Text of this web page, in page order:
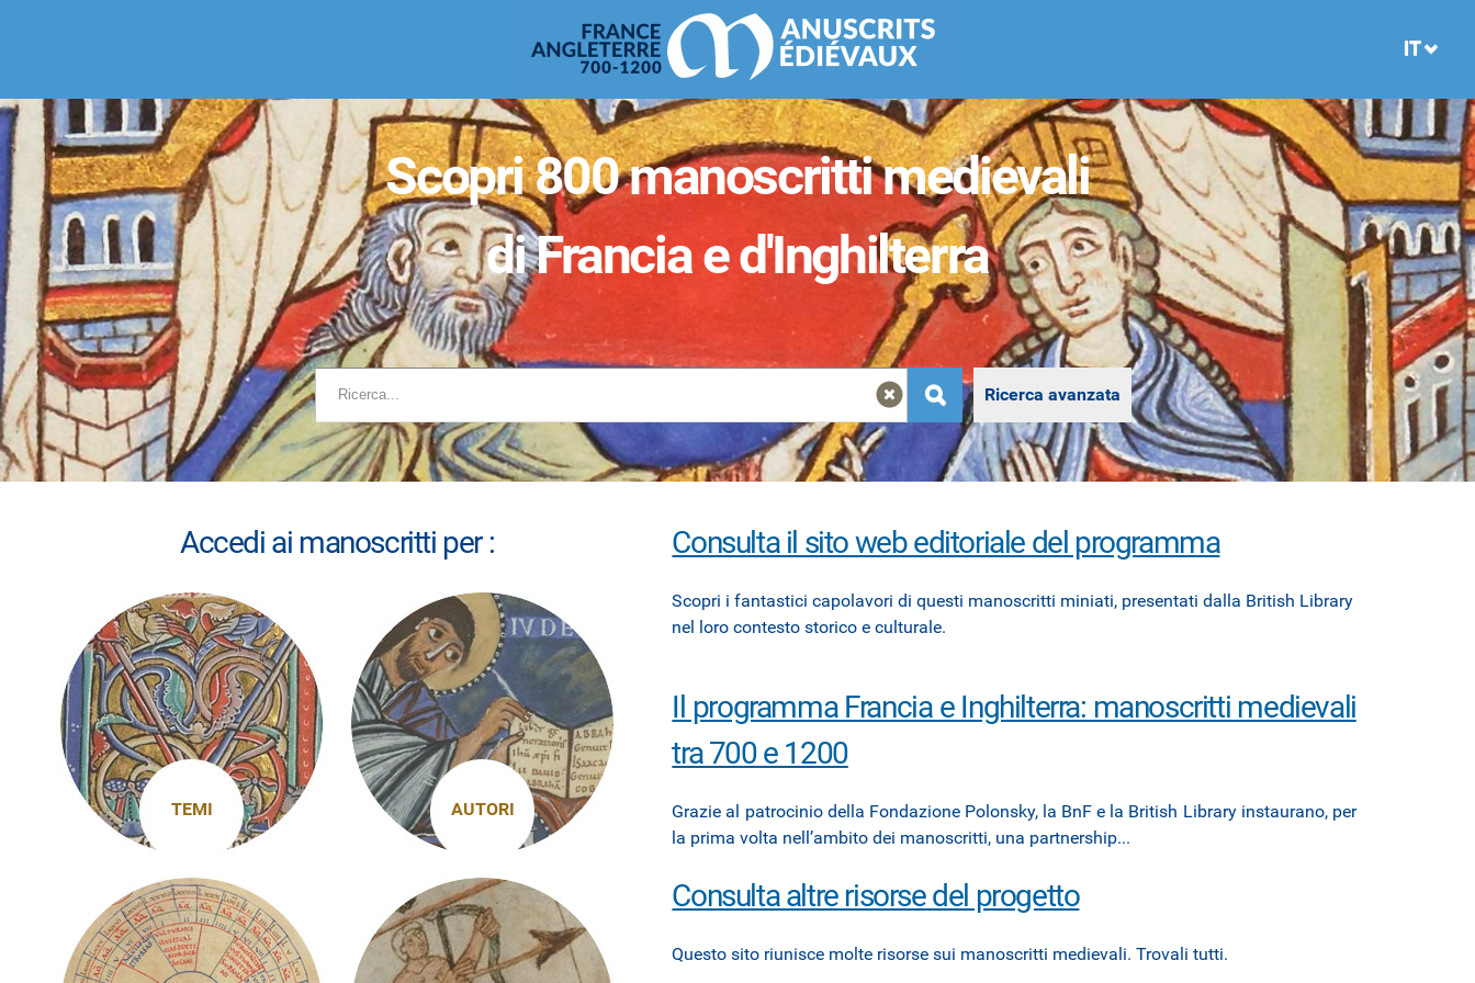
Skip to
main
content
IT
Scopri 800 manoscritti medievali
di Francia e d'Inghilterra
Ricerca avanzata
Accedi ai manoscritti per :
TEMI AUTORI
Consulta il sito web editoriale del programma
Scopri i fantastici capolavori di questi manoscritti miniati, presentati dalla British Library
nel loro contesto storico e culturale.
Il programma Francia e Inghilterra: manoscritti medievali
tra 700 e 1200
Grazie al patrocinio della Fondazione Polonsky, la BnF e la British Library instaurano, per
la prima volta nell’ambito dei manoscritti, una partnership...
Consulta altre risorse del progetto
Questo sito riunisce molte risorse sui manoscritti medievali. Trovali tutti.